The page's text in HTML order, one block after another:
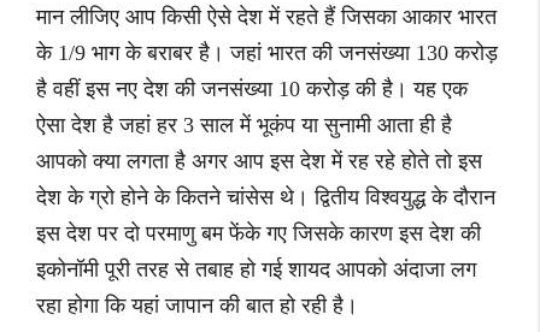
मान लीजिए आप किसी ऐसे देश में रहते हैं जिसका आकार भारत
के 1/9 भाग के बराबर है। जहां भारत की जनसंख्या 130 करोड़
है वहीं इस नए देश की जनसंख्या 10 करोड़ की है। यह एक
ऐसा देश है जहां हर 3 साल में भूकंप या सुनामी आता ही है
आपको क्या लगता है अगर आप इस देश में रह रहे होते तो इस
देश के ग्रो होने के कितने चांसेस थे। द्वितीय विश्वयुद्ध के दौरान
इस देश पर दो परमाणु बम फेंके गए जिसके कारण इस देश की
इकोनॉमी पूरी तरह से तबाह हो गई शायद आपको अंदाजा लग
रहा होगा कि यहां जापान की बात हो रही है।